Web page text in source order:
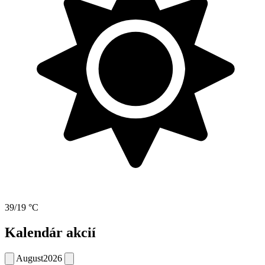
39/19 °C
Kalendár akcií
August2026